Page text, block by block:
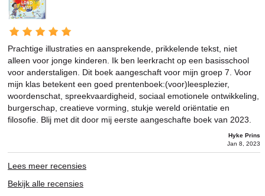
Prachtige illustraties en aansprekende, prikkelende tekst, niet
alleen voor jonge kinderen. Ik ben leerkracht op een basisschool
voor anderstaligen. Dit boek aangeschaft voor mijn groep 7. Voor
mijn klas betekent een goed prentenboek:(voor)leesplezier,
woordenschat, spreekvaardigheid, sociaal emotionele ontwikkeling,
burgerschap, creatieve vorming, stukje wereld oriëntatie en
filosofie. Blij met dit door mij eerste aangeschafte boek van 2023.
Hyke Prins
Jan 8, 2023
Lees meer recensies
Bekijk alle recensies